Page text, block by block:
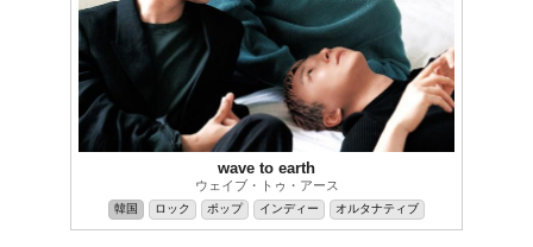
wave to earth
ウェイブ・トゥ・アース
韓国 ロック ポップ インディー オルタナティブ